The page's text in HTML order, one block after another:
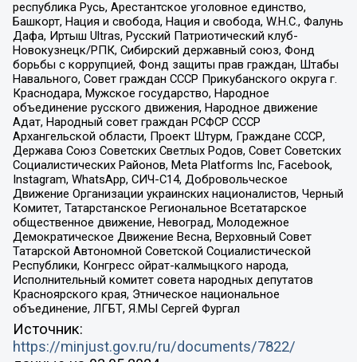
республика Русь, Арестантское уголовное единство,
Башкорт, Нация и свобода, Нация и свобода, W.H.С., Фалунь
Дафа, Иртыш Ultras, Русский Патриотический клуб-
Новокузнецк/РПК, Сибирский державный союз, Фонд
борьбы с коррупцией, Фонд защиты прав граждан, Штабы
Навального, Совет граждан СССР Прикубанского округа г.
Краснодара, Мужское государство, Народное
объединение русского движения, Народное движение
Адат, Народный совет граждан РСФСР СССР
Архангельской области, Проект Штурм, Граждане СССР,
Держава Союз Советских Светлых Родов, Совет Советских
Социалистических Районов, Meta Platforms Inc, Facebook,
Instagram, WhatsApp, СИЧ-С14, Добровольческое
Движение Организации украинских националистов, Черный
Комитет, Татарстанское Региональное Всетатарское
общественное движение, Невоград, Молодежное
Демократическое Движение Весна, Верховный Совет
Татарской Автономной Советской Социалистической
Республики, Конгресс ойрат-калмыцкого народа,
Исполнительный комитет совета народных депутатов
Красноярского края, Этническое национальное
объединение, ЛГБТ, Я.МЫ Сергей Фургал
Источник:
https://minjust.gov.ru/ru/documents/7822/